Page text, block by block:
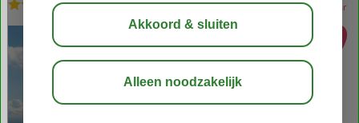
Logies-Villa bewaar